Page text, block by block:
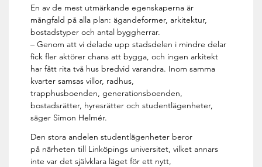
En av de mest utmärkande egenskaperna är
mångfald på alla plan: ägandeformer, arkitektur,
bostadstyper och antal byggherrar.
– Genom att vi delade upp stadsdelen i mindre delar
fick fler aktörer chans att bygga, och ingen arkitekt
har fått rita två hus bredvid varandra. Inom samma
kvarter samsas villor, radhus,
trapphusboenden, generationsboenden,
bostadsrätter, hyresrätter och studentlägenheter,
säger Simon Helmér.
Den stora andelen studentlägenheter beror
på närheten till Linköpings universitet, vilket annars
inte var det självklara läget för ett nytt,